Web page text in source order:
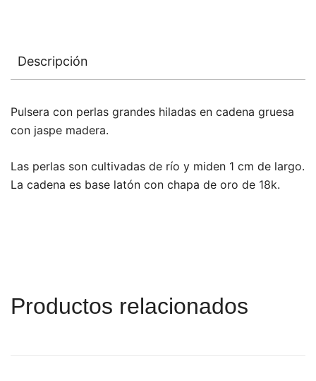
Descripción
Pulsera con perlas grandes hiladas en cadena gruesa
con jaspe madera.
Las perlas son cultivadas de río y miden 1 cm de largo.
La cadena es base latón con chapa de oro de 18k.
Productos relacionados